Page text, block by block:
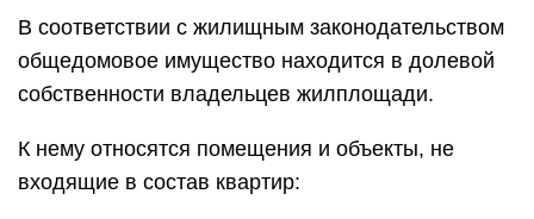
В соответствии с жилищным законодательством
общедомовое имущество находится в долевой
собственности владельцев жилплощади.
К нему относятся помещения и объекты, не
входящие в состав квартир: